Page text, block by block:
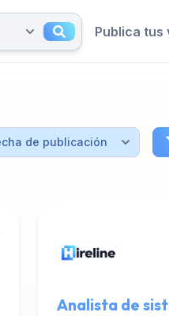
Publica tus
Analista de